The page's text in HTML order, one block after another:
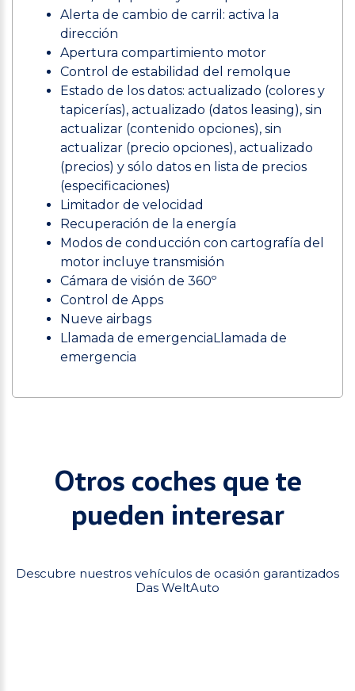
Alerta de cambio de carril: activa la
dirección
Apertura compartimiento motor
Control de estabilidad del remolque
Estado de los datos: actualizado (colores y
tapicerías), actualizado (datos leasing), sin
actualizar (contenido opciones), sin
actualizar (precio opciones), actualizado
(precios) y sólo datos en lista de precios
(especificaciones)
Limitador de velocidad
Recuperación de la energía
Modos de conducción con cartografía del
motor incluye transmisión
Cámara de visión de 360º
Control de Apps
Nueve airbags
Llamada de emergenciaLlamada de
emergencia
Otros coches que te
pueden interesar
Descubre nuestros vehículos de ocasión garantizados
Das WeltAuto